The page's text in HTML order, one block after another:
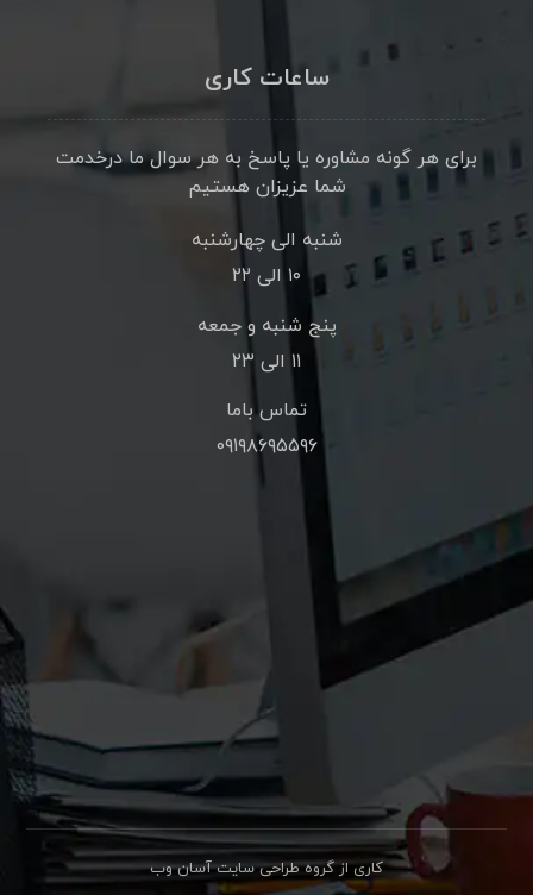
ساعات کاری
برای هر گونه مشاوره یا پاسخ به هر سوال ما درخدمت
شما عزیزان هستیم
شنبه الی چهارشنبه
۱۰ الی ۲۲
پنج شنبه و جمعه
۱۱ الی ۲۳
تماس باما
۰۹۱۹۸۶۹۵۵۹۶
کاری از گروه طراحی سایت آسان وب